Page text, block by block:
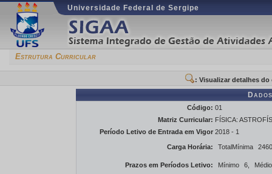
Universidade Federal de Sergipe
Estrutura Curricular
: Visualizar detalhes
Código: 01
Matriz Curricular: FÍSICA:
Período Letivo de Entrada em Vigor 2018 - 1
Carga Horária: TotalMínima
Prazos em Períodos Letivo: Mínimo 6, Médio